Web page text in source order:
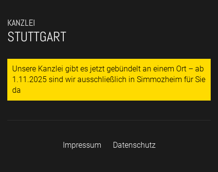
KANZLEI
STUTTGART
Unsere Kanzlei gibt es jetzt gebündelt an einem Ort – ab
1.11.2025 sind wir ausschließlich in Simmozheim für Sie
da
Impressum Datenschutz